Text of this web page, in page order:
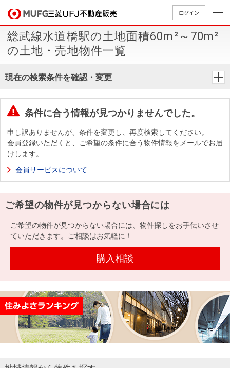
ログイン
買いたいTOP
中古
マン
ンを
探す
築・
一戸
建て
す
用
物
件
を
す
件を
探す
売りたいTOP
無
料
定
却
談
売却
金額
試算
売却向け
周辺相場
住まい1プ
店舗案内TOP
店舗のご
案内（首
案内（名
案内（関
会社情報TOP
ごあいさ
つ
要
Way
経営ビジ
ョン
組織図
役員一
沿革
本社地
図
（電子ブ
ック版）
採用情報TOP
新卒採用
情報
採用情報
買いたい
売りたい
店舗案内
会社情報
採用情報
提携企業にお勤めの方
閉じる
総武線水道橋駅の土地面積60m²～70m²
の土地・売地物件一覧
現在の検索条件を確認・変更
条件に合う情報が見つかりませんでした。
申し訳ありませんが、条件を変更し、再度検索してください。
会員登録いただくと、ご希望の条件に合う物件情報をメールでお届
けします。
会員サービスについて
ご希望の物件が見つからない場合には
ご希望の物件が見つからない場合には、物件探しをお手伝いさせ
ていただきます。ご相談はお気軽に！
購入相談